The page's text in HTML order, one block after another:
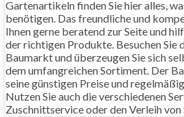
Gartenartikeln finden Sie hier alles,
benötigen. Das freundliche und
Ihnen gerne beratend zur Seite und
der richtigen Produkte. Besuchen Sie
Baumarkt und überzeugen Sie sich
dem umfangreichen Sortiment. Der
seine günstigen Preise und
Nutzen Sie auch die verschiedenen
Zuschnittservice oder den Verleih